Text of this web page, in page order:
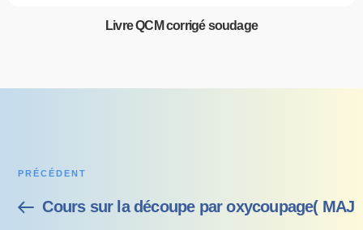
Livre QCM corrigé soudage
PRÉCÉDENT
Cours sur la découpe par oxycoupage( MAJ